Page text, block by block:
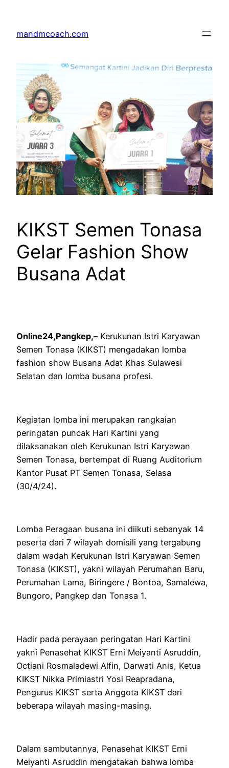
content
mandmcoach.com
KIKST Semen Tonasa
Gelar Fashion Show
Busana Adat
Online24,Pangkep,–Kerukunan Istri Karyawan
Semen Tonasa (KIKST) mengadakan lomba
fashion show Busana Adat Khas Sulawesi
Selatan dan lomba busana profesi.
Kegiatan lomba ini merupakan rangkaian
peringatan puncak Hari Kartini yang
dilaksanakan oleh Kerukunan Istri Karyawan
Semen Tonasa, bertempat di Ruang Auditorium
Kantor Pusat PT Semen Tonasa, Selasa
(30/4/24).
Lomba Peragaan busana ini diikuti sebanyak 14
peserta dari 7 wilayah domisili yang tergabung
dalam wadah Kerukunan Istri Karyawan Semen
Tonasa (KIKST), yakni wilayah Perumahan Baru,
Perumahan Lama, Biringere / Bontoa, Samalewa,
Bungoro, Pangkep dan Tonasa 1.
Hadir pada perayaan peringatan Hari Kartini
yakni Penasehat KIKST Erni Meiyanti Asruddin,
Octiani Rosmaladewi Alfin, Darwati Anis, Ketua
KIKST Nikka Primiastri Yosi Reapradana,
Pengurus KIKST serta Anggota KIKST dari
beberapa wilayah masing-masing.
Dalam sambutannya, Penasehat KIKST Erni
Meiyanti Asruddin mengatakan bahwa lomba